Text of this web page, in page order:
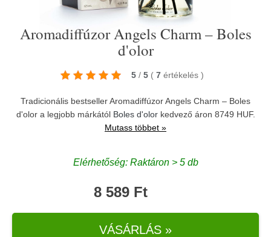
Aromadiffúzor Angels Charm – Boles
d'olor
5 / 5 ( 7 értékelés )
Tradicionális bestseller Aromadiffúzor Angels Charm – Boles
d'olor a legjobb márkától Boles d'olorkedvező áron 8749 HUF.
Mutass többet »
Elérhetőség: Raktáron > 5 db
8 589 Ft
VÁSÁRLÁS »